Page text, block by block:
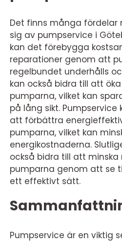
Det finns många
sig av pumpservice i
kan det förebygga
reparationer genom att
regelbundet underhålls
kan också bidra till att
pumparna, vilket kan
på lång sikt. Pumpservice
att förbättra
pumparna, vilket kan
energikostnaderna.
också bidra till att
pumparna genom att se
ett effektivt sätt.
Pumpservice är en viktig